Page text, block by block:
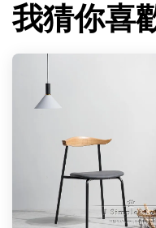
我猜你喜